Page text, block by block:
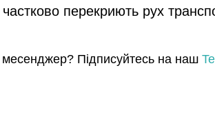
перекриють рух
Підписуйтесь на наш